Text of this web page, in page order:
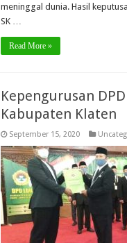
meninggal dunia. Hasil
SK …
Read More »
Kepengurusan
Kabupaten Klaten
September 15, 2020